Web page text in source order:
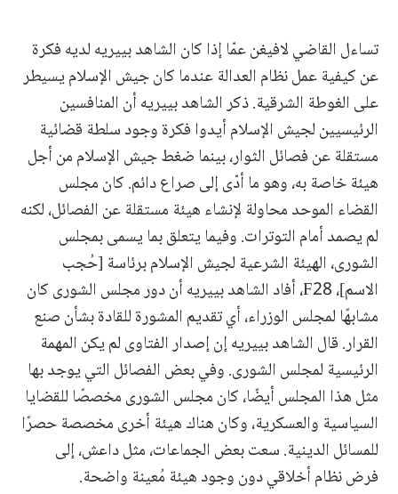
تساءل القاضي لافيغن عمّا إذا كان الشاهد بييريه لديه فكرة
عن كيفية عمل نظام العدالة عندما كان جيش الإسلام يسيطر
على الغوطة الشرقية. ذكر الشاهد بييريه أن المنافسين
الرئيسيين لجيش الإسلام أيدوا فكرة وجود سلطة قضائية
مستقلة عن فصائل الثوار، بينما ضغط جيش الإسلام من أجل
هيئة خاصة به، وهو ما أدّى إلى صراع دائم. كان مجلس
القضاء الموحد محاولة لإنشاء هيئة مستقلة عن الفصائل، لكنه
لم يصمد أمام التوترات. وفيما يتعلق بما يسمى بمجلس
الشورى، الهيئة الشرعية لجيش الإسلام برئاسة [حُجب
الاسم]، F28، أفاد الشاهد بييريه أن دور مجلس الشورى كان
مشابهًا لمجلس الوزراء، أي تقديم المشورة للقادة بشأن صنع
القرار. قال الشاهد بييريه إن إصدار الفتاوى لم يكن المهمة
الرئيسية لمجلس الشورى. وفي بعض الفصائل التي يوجد بها
مثل هذا المجلس أيضًا، كان مجلس الشورى مخصصًا للقضايا
السياسية والعسكرية، وكان هناك هيئة أخرى مخصصة حصرًا
للمسائل الدينية. سعت بعض الجماعات، مثل داعش، إلى
فرض نظام أخلاقي دون وجود هيئة مُعينة واضحة.